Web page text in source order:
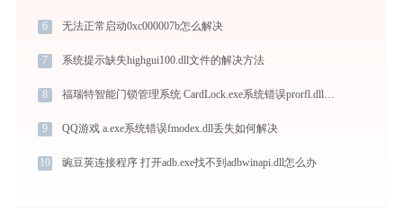
6 无法正常启动0xc000007b怎么解决
7 系统提示缺失highgui100.dll文件的解决方法
8 福瑞特智能门锁管理系统 CardLock.exe系统错误prorfl.dll丢失如何解决
9 QQ游戏 a.exe系统错误fmodex.dll丢失如何解决
10 豌豆荚连接程序 打开adb.exe找不到adbwinapi.dll怎么办